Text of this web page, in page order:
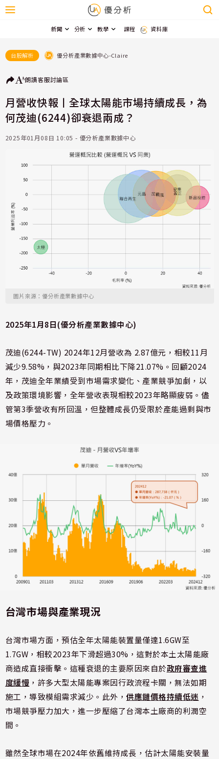
新聞 分析 教學 課程 資料庫
台股解析 優分析產業數據中心-Claire
朗讀客服討論區
月營收快報丨全球太陽能市場持續成長，為
何茂迪(6244)卻衰退兩成？
2025年01月08日 10:05 - 優分析產業數據中心
圖片來源：優分析產業數據中心
2025年1月8日(優分析產業數據中心)
茂迪(6244-TW) 2024年12月營收為 2.87億元，相較11月
減少9.58%，與2023年同期相比下降21.07%。回顧2024
年，茂迪全年業績受到市場需求變化、產業競爭加劇，以
及政策環境影響，全年營收表現相較2023年略顯疲弱。儘
管第3季營收有所回溫，但整體成長仍受限於產能過剩與市
場價格壓力。
台灣市場與產業現況
台灣市場方面，預估全年太陽能裝置量僅達1.6GW至
1.7GW，相較2023年下滑超過30%，這對於本土太陽能廠
商造成直接衝擊。這種衰退的主要原因來自於政府審查進
度緩慢 ，許多大型太陽能專案因行政流程卡關，無法如期
施工，導致模組需求減少。此外，供應鏈價格持續低迷 ，
市場競爭壓力加大，進一步壓縮了台灣本土廠商的利潤空
間。
雖然全球市場在2024年依舊維持成長，估計太陽能安裝量